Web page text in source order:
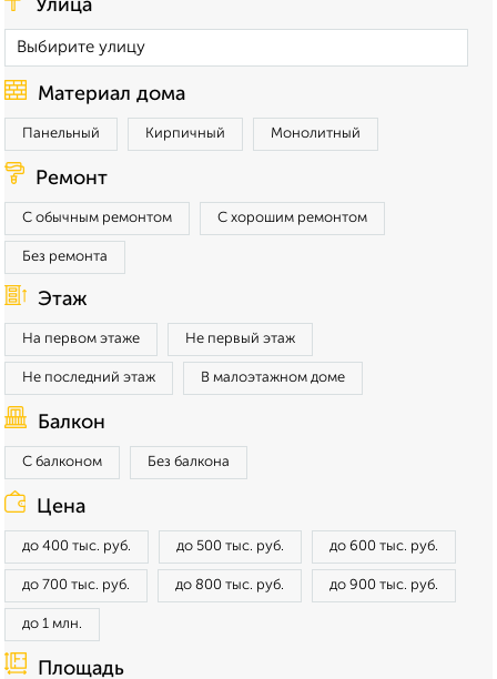
Улица
Материал дома
Панельный Кирпичный Монолитный
Ремонт
С обычным ремонтом С хорошим ремонтом
Без ремонта
Этаж
На первом этаже Не первый этаж
Не последний этаж В малоэтажном доме
Балкон
С балконом Без балкона
Цена
до 400 тыс. руб. до 500 тыс. руб. до 600 тыс. руб.
до 700 тыс. руб. до 800 тыс. руб. до 900 тыс. руб.
до 1 млн.
Площадь